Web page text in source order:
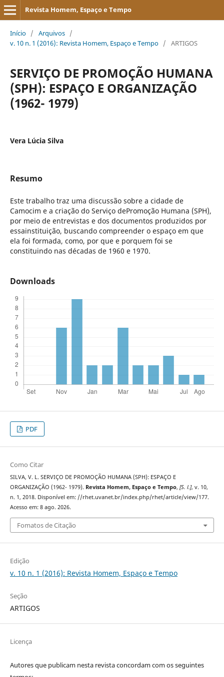
Revista Homem, Espaço e Tempo
Início / Arquivos /
v. 10 n. 1 (2016): Revista Homem, Espaço e Tempo / ARTIGOS
SERVIÇO DE PROMOÇÃO HUMANA
(SPH): ESPAÇO E ORGANIZAÇÃO
(1962- 1979)
Vera Lúcia Silva
Resumo
Este trabalho traz uma discussão sobre a cidade de
Camocim e a criação do Serviço dePromoção Humana (SPH),
por meio de entrevistas e dos documentos produzidos por
essainstituição, buscando compreender o espaço em que
ela foi formada, como, por que e porquem foi se
constituindo nas décadas de 1960 e 1970.
Downloads
PDF
Como Citar
SILVA, V. L. SERVIÇO DE PROMOÇÃO HUMANA (SPH): ESPAÇO E
ORGANIZAÇÃO (1962- 1979). Revista Homem, Espaço e Tempo, [S. l.], v. 10,
n. 1, 2018. Disponível em: //rhet.uvanet.br/index.php/rhet/article/view/177.
Acesso em: 8 ago. 2026.
Fomatos de Citação
Edição
v. 10 n. 1 (2016): Revista Homem, Espaço e Tempo
Seção
ARTIGOS
Licença
Autores que publicam nesta revista concordam com os seguintes